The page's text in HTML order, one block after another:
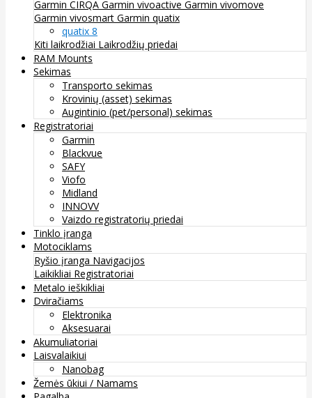
Garmin CIRQA Garmin vivoactive Garmin vivomove
Garmin vivosmart Garmin quatix
quatix 8
Kiti laikrodžiai Laikrodžių priedai
RAM Mounts
Sekimas
Transporto sekimas
Krovinių (asset) sekimas
Augintinio (pet/personal) sekimas
Registratoriai
Garmin
Blackvue
SAFY
Viofo
Midland
INNOVV
Vaizdo registratorių priedai
Tinklo įranga
Motociklams
Ryšio įranga Navigacijos
Laikikliai Registratoriai
Metalo ieškikliai
Dviračiams
Elektronika
Aksesuarai
Akumuliatoriai
Laisvalaikiui
Nanobag
Žemės ūkiui / Namams